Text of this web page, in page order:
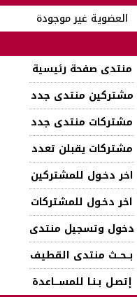
العضوية غير موجودة
منتدى صفحة رئيسية
مشتركين منتدى جدد
مشتركات منتدى جدد
مشتركات يقبلن تعدد
اخر دخـول للمشتركين
اخر دخـول للمشتركات
دخول وتسجيل منتدى
بــحــث منتدى القطيف
إتصـل بـنـا للمســـاعدة